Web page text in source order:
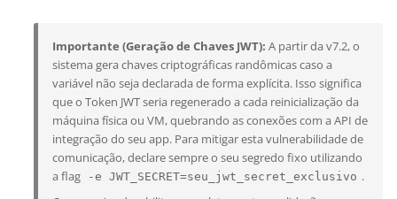
Importante (Geração de Chaves JWT): A partir da v7.2, o
sistema gera chaves criptográficas randômicas caso a
variável não seja declarada de forma explícita. Isso significa
que o Token JWT seria regenerado a cada reinicialização da
máquina física ou VM, quebrando as conexões com a API de
integração do seu app. Para mitigar esta vulnerabilidade de
comunicação, declare sempre o seu segredo fixo utilizando
a flag
-e JWT_SECRET=seu_jwt_secret_exclusivo .